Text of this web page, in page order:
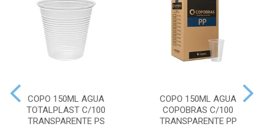
COPO 150ML AGUA
TOTALPLAST C/100
TRANSPARENTE PS
COPO 150ML AGUA
COPOBRAS C/100
TRANSPARENTE PP